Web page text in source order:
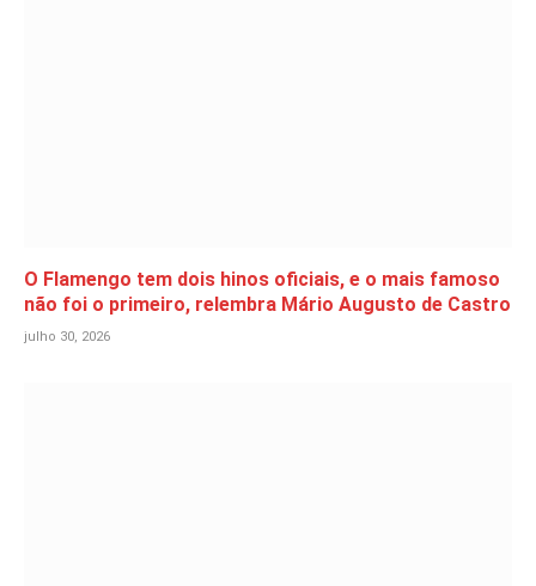
O Flamengo tem dois hinos oficiais, e o mais famoso
não foi o primeiro, relembra Mário Augusto de Castro
julho 30, 2026